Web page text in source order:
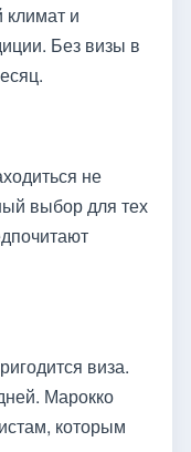
климат и
Без визы в
не
выбор для тех
виза.
Марокко
которым